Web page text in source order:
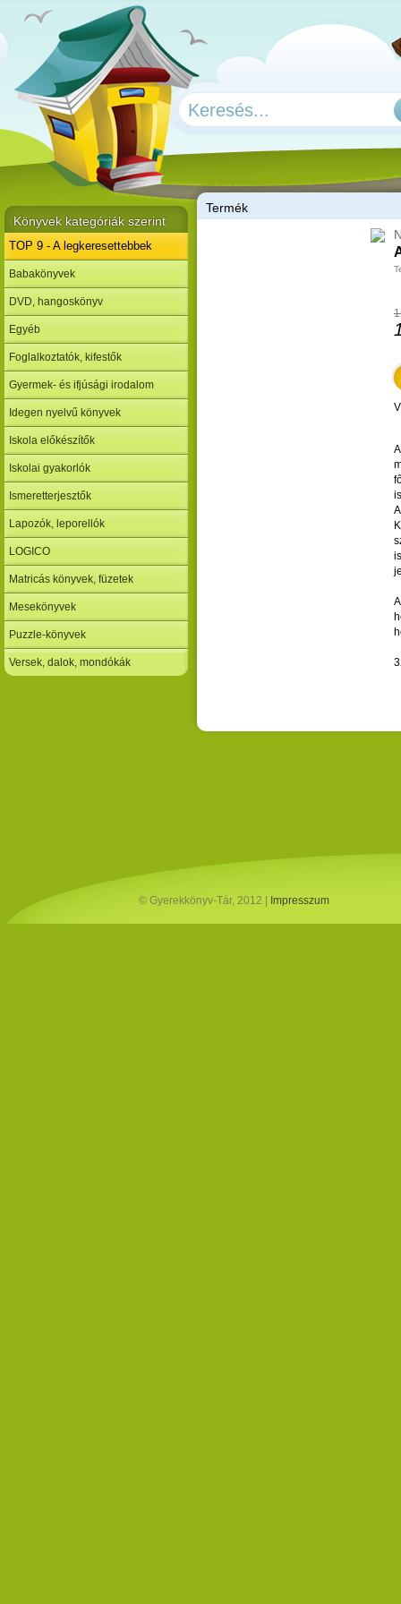
Termék
Könyvek kategóriák szerint
TOP 9 - A legkeresettebbek
Babakönyvek
DVD, hangoskönyv
Egyéb
Foglalkoztatók, kifestők
Gyermek- és ifjúsági irodalom
Idegen nyelvű könyvek
Iskola előkészítők
Iskolai gyakorlók
Ismeretterjesztők
Lapozók, leporellók
LOGICO
Matricás könyvek, füzetek
Mesekönyvek
Puzzle-könyvek
Versek, dalok, mondókák
© Gyerekkönyv-Tár, 2012 | Impresszum